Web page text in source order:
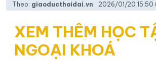
Theo: giaoducthoidai.vn 2026/01/20 15:50
XEM THÊM HỌC
NGOẠI KHOÁ